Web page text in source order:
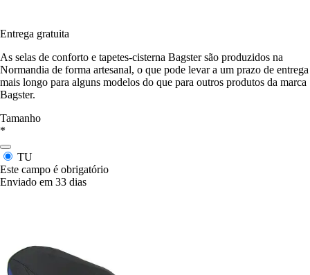
Entrega gratuita
As selas de conforto e tapetes-cisterna Bagster são produzidos na
Normandia de forma artesanal, o que pode levar a um prazo de entrega
mais longo para alguns modelos do que para outros produtos da marca
Bagster.
Tamanho
*
TU
Este campo é obrigatório
Enviado em 33 dias